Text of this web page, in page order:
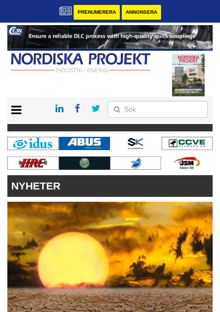
PRENUMERERA ANNONSERA
KONTAKT
VÅRA ANDRA MAGASIN
PRENUMERERA
ANNONSERA
NYHETER